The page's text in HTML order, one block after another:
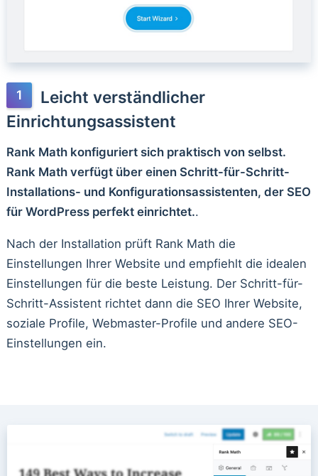
Leicht verständlicher
Einrichtungsassistent
Rank Math konfiguriert sich praktisch von selbst.
Rank Math verfügt über einen Schritt-für-Schritt-
Installations- und Konfigurationsassistenten, der SEO
für WordPress perfekt einrichtet..
Nach der Installation prüft Rank Math die
Einstellungen Ihrer Website und empfiehlt die idealen
Einstellungen für die beste Leistung. Der Schritt-für-
Schritt-Assistent richtet dann die SEO Ihrer Website,
soziale Profile, Webmaster-Profile und andere SEO-
Einstellungen ein.